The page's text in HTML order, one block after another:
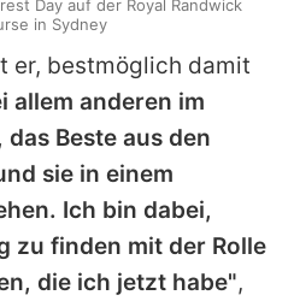
er, bestmöglich damit
allem anderen im
Beste aus den
sie in einem
Ich bin dabei,
zu finden mit der Rolle
die ich jetzt habe",
Day auf der Royal Randwick
in Sydney